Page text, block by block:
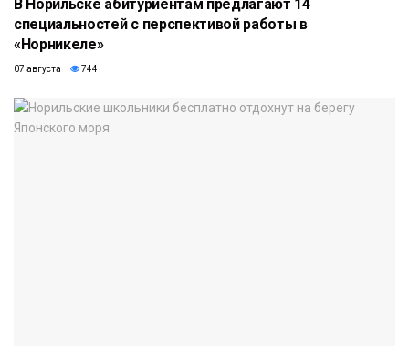
В Норильске абитуриентам предлагают 14
специальностей с перспективой работы в
«Норникеле»
07 августа 744